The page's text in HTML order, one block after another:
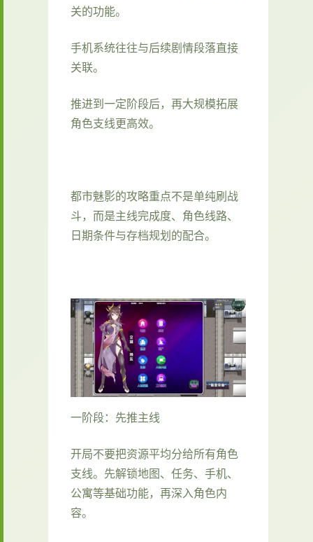
关的功能。
手机系统往往与后续剧情段落直接
关联。
推进到一定阶段后，再大规模拓展
角色支线更高效。
都市魅影的攻略重点不是单纯刷战
斗，而是主线完成度、角色线路、
日期条件与存档规划的配合。
一阶段：先推主线
开局不要把资源平均分给所有角色
支线。先解锁地图、任务、手机、
公寓等基础功能，再深入角色内
容。